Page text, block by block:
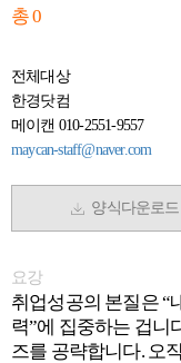
총 0
전체대상
한경닷컴
메이캔 010-2551-9557
maycan-staff@naver.com
양식다운로드
요강
취업성공의 본질은 “
력”에 집중하는 겁니
즈를 공략합니다. 오